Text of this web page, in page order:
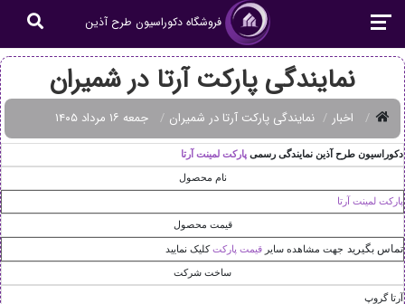
فروشگاه دکوراسیون طرح آذین
نمایندگی پارکت آرتا در شمیران
اخبار نمایندگی پارکت آرتا در شمیران جمعه ۱۶ مرداد ۱۴۰۵
دکوراسيون طرح آذين نمايندگی رسمی پارکت لمينت آرتا
نام محصول
پارکت لمينت آرتا
قیمت محصول
تماس بگیرید جهت مشاهده سایر قیمت پارکتکلیک نمایید
ساخت شرکت
آرتا گروپ